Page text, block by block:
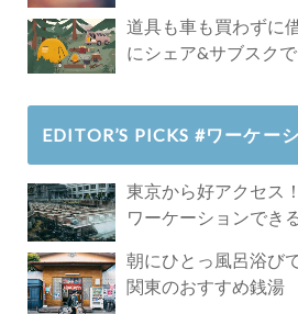
道具も車も買わずに
にシェア&サブスク
EDITOR’S PICKS #ワーケー
東京から好アクセス
ワーケーションでき
朝にひとっ風呂浴び
関東のおすすめ銭湯